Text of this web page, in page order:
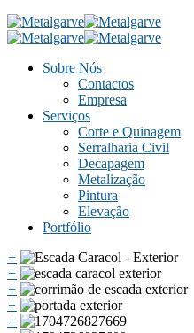
Sobre Nós
Contactos
Empresa
Serviços
Corte e Quinagem
Serralharia Civil
Decapagem
Metalização
Pintura
Elevação
Portfólio
+
+
+
+
+